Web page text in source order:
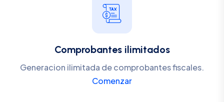
Comprobantes ilimitados
Generacion ilimitada de comprobantes fiscales.
Comenzar